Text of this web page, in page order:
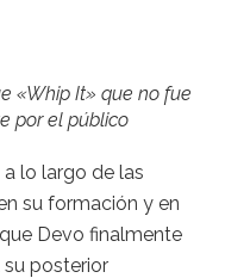
«Whip It» que no fue
por el público
lo largo de las
su formación y en
Devo finalmente
posterior